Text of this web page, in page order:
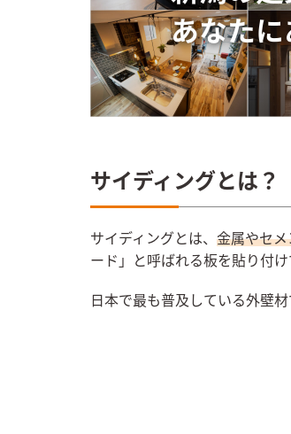
サイディングとは？
サイディングとは、 金属やセ
ード」と呼ばれる板を貼り付け
日本で最も普及している外壁材